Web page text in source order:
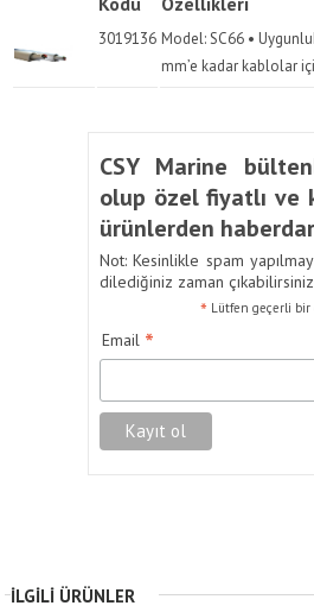
3019136 Model: SC66 •
mm’e kadar kablolar
CSY Marine
olup özel fiyatlı ve
ürünlerden
Not: Kesinlikle spam
dilediğiniz zaman
* Lütfen geçerli bir
Email *
İLGILI ÜRÜNLER